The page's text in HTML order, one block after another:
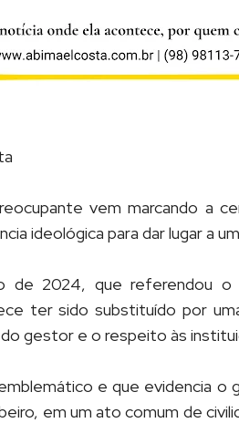
vem marcando a
ideológica para dar lugar a
de 2024, que referendou
ter sido substituído por
gestor e o respeito às
e que evidencia
em um ato comum de